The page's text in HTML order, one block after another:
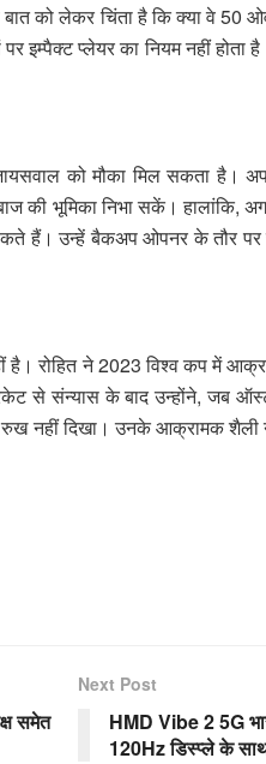
को लेकर चिंता है कि क्या वे 50
इम्पैक्ट प्लेयर का नियम नहीं
को मौका मिल सकता है।
की भूमिका निभा सकें। हालांकि,
हैं। उन्हें बैकअप ओपनर के तौर पर
है। रोहित ने 2023 विश्व कप में
से संन्यास के बाद उन्होंने, जब
रुख नहीं दिखा। उनके आक्रामक
समेत
Next Post
HMD Vibe 2 5G
120Hz डिस्प्ले के